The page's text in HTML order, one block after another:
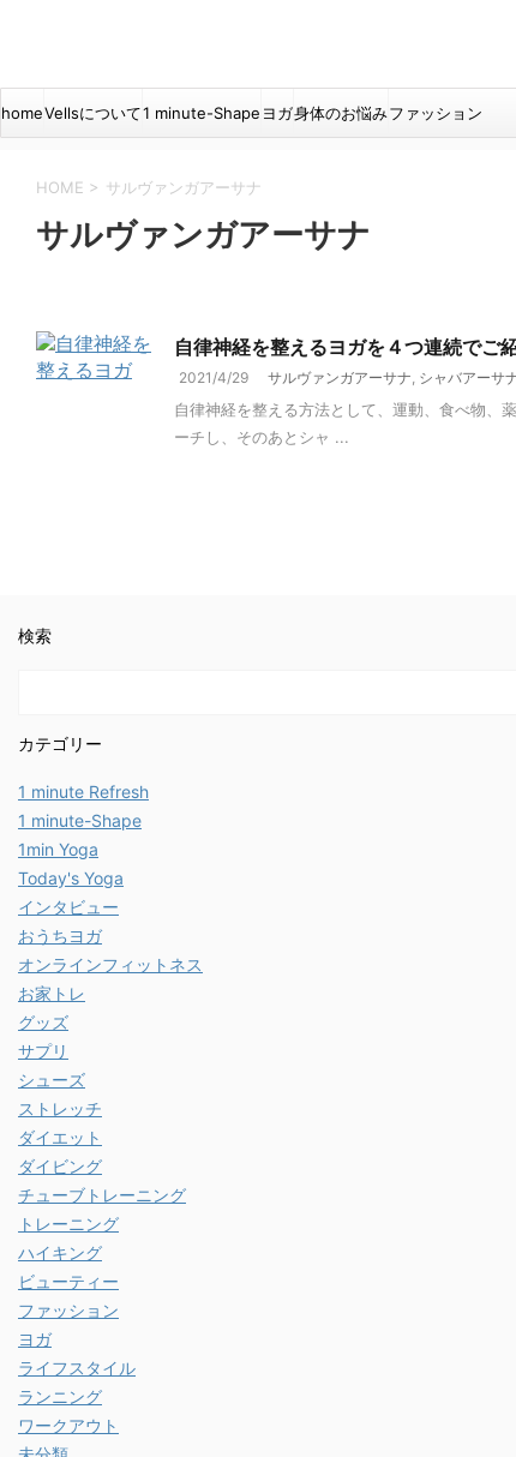
homeVellsについて1 minute-Shape ヨガ身体のお悩みファッション
HOME > サルヴァンガアーサナ
サルヴァンガアーサナ
自律神経を整えるヨガを４つ連続でご
2021/4/29 サルヴァンガアーサナ, シャバアーサ
自律神経を整える方法として、運動、食べ物、
ーチし、そのあとシャ ...
検索
カテゴリー
1 minute Refresh
1 minute-Shape
1min Yoga
Today's Yoga
インタビュー
おうちヨガ
オンラインフィットネス
お家トレ
グッズ
サプリ
シューズ
ストレッチ
ダイエット
ダイビング
チューブトレーニング
トレーニング
ハイキング
ビューティー
ファッション
ヨガ
ライフスタイル
ランニング
ワークアウト